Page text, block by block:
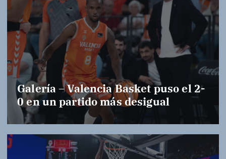
Galería – Valencia Basket puso el 2-
0 en un partido más desigual